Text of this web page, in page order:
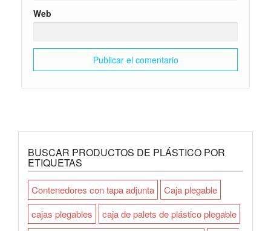
Web
BUSCAR PRODUCTOS DE PLÁSTICO POR
ETIQUETAS
Contenedores con tapa adjunta
Caja plegable
cajas plegables
caja de palets de plástico plegable